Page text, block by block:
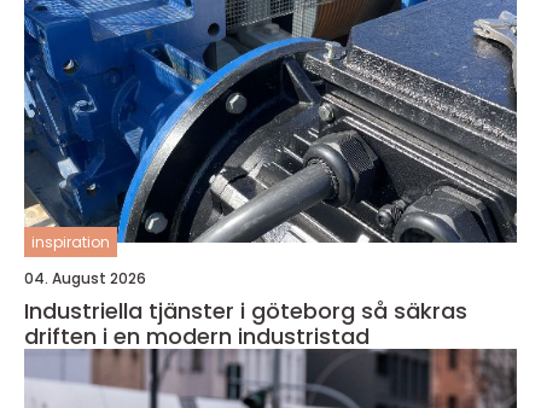
inspiration
04. August 2026
Industriella tjänster i göteborg så säkras
driften i en modern industristad